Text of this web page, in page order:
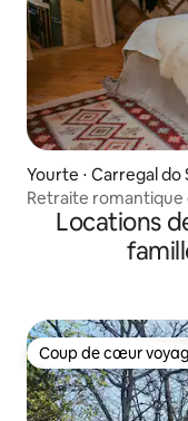
Yourte ⋅ Carregal do
Retraite romantique
Locations
Coup de cœur
Coup de cœur